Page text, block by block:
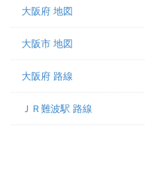
大阪府 地図
大阪市 地図
大阪府 路線
ＪＲ難波駅 路線